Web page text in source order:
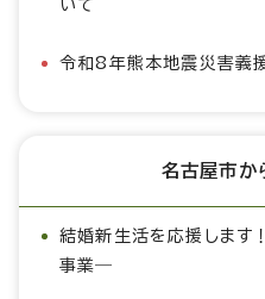
いて
令和8年熊本地震災害義
名古屋市か
結婚新生活を応援しま
事業―